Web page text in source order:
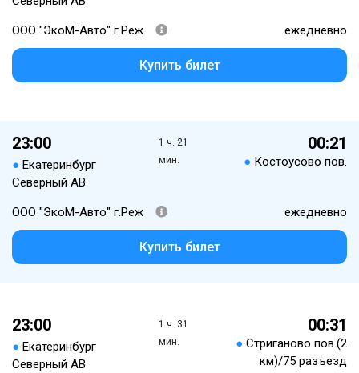
ООО "ЭкоМ-Авто" г.Реж ежедневно
Купить билет
23:00
● Екатеринбург
Северный АВ
1 ч. 21
мин.
00:21
● Костоусово пов.
ООО "ЭкоМ-Авто" г.Реж ежедневно
Купить билет
23:00
● Екатеринбург
Северный АВ
1 ч. 31
мин.
00:31
● Стриганово пов.(2
км)/75 разъезд